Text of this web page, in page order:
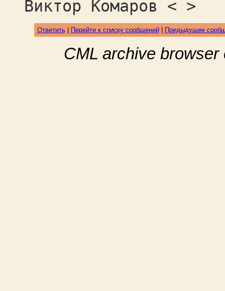
Виктор Комаров < >
Ответить| Перейти к списку сообщений| Предыдущее
CML archive